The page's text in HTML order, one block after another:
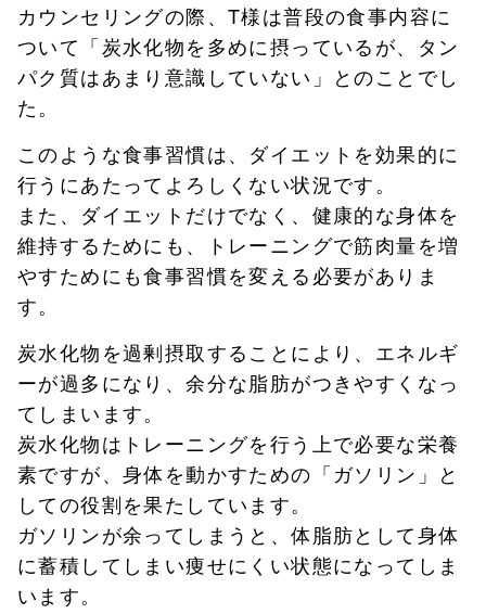
カウンセリングの際、T様は普段の食事内容に
ついて「炭水化物を多めに摂っているが、タン
パク質はあまり意識していない」とのことでし
た。
このような食事習慣は、ダイエットを効果的に
行うにあたってよろしくない状況です。
また、ダイエットだけでなく、健康的な身体を
維持するためにも、トレーニングで筋肉量を増
やすためにも食事習慣を変える必要がありま
す。
炭水化物を過剰摂取することにより、エネルギ
ーが過多になり、余分な脂肪がつきやすくなっ
てしまいます。
炭水化物はトレーニングを行う上で必要な栄養
素ですが、身体を動かすための「ガソリン」と
しての役割を果たしています。
ガソリンが余ってしまうと、体脂肪として身体
に蓄積してしまい痩せにくい状態になってしま
います。